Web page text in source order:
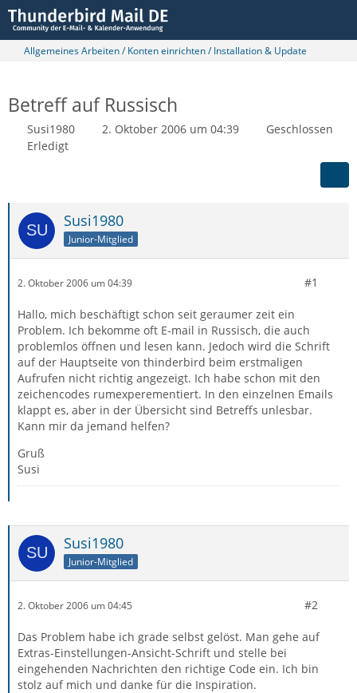
Allgemeines Arbeiten / Konten einrichten / Installation & Update
Betreff auf Russisch
Susi1980 2. Oktober 2006 um 04:39
Geschlossen
Erledigt
Susi1980
Junior-Mitglied
2. Oktober 2006 um 04:39 #1
Hallo, mich beschäftigt schon seit geraumer zeit ein
Problem. Ich bekomme oft E-mail in Russisch, die auch
problemlos öffnen und lesen kann. Jedoch wird die Schrift
auf der Hauptseite von thinderbird beim erstmaligen
Aufrufen nicht richtig angezeigt. Ich habe schon mit den
zeichencodes rumexperementiert. In den einzelnen Emails
klappt es, aber in der Übersicht sind Betreffs unlesbar.
Kann mir da jemand helfen?
Gruß
Susi
Susi1980
Junior-Mitglied
2. Oktober 2006 um 04:45 #2
Das Problem habe ich grade selbst gelöst. Man gehe auf
Extras-Einstellungen-Ansicht-Schrift und stelle bei
eingehenden Nachrichten den richtige Code ein. Ich bin
stolz auf mich und danke für die Inspiration.